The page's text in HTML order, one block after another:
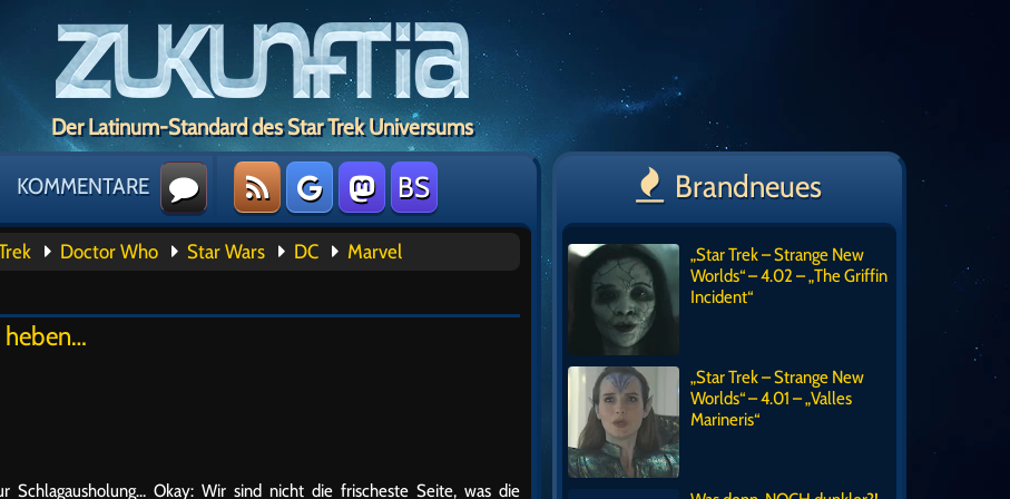
Der Latinum-Standard des Star Trek Universums
KOMMENTARE BS
Doctor Who Star Wars DC Marvel
heben…
Schlagausholung… Okay: Wir sind nicht die frischeste Seite, was die
Brandneues
„Star Trek – Strange New
Worlds“ – 4.02 – „The Griffin
Incident“
„Star Trek – Strange New
Worlds“ – 4.01 – „Valles
Marineris“